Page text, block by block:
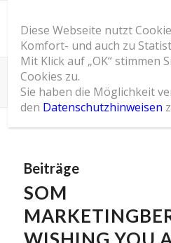
Schlagwortarchiv für: fireworks
Du bist hier: Startseite / SOM Blog /
Beiträge
SOM
Diese Webseite nutzt
Komfort- und auch zu
Mit Klick auf „OK“ stimmen
Cookies zu.
Sie haben die Möglichkeit
den Datenschutzhinweisen